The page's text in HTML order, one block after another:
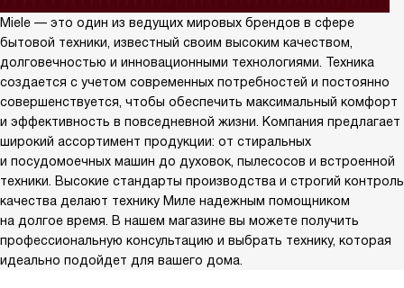
Miele — это один из ведущих мировых брендов в сфере
бытовой техники, известный своим высоким качеством,
долговечностью и инновационными технологиями. Техника
создается с учетом современных потребностей и постоянно
совершенствуется, чтобы обеспечить максимальный комфорт
и эффективность в повседневной жизни. Компания предлагает
широкий ассортимент продукции: от стиральных
и посудомоечных машин до духовок, пылесосов и встроенной
техники. Высокие стандарты производства и строгий контроль
качества делают технику Миле надежным помощником
на долгое время. В нашем магазине вы можете получить
профессиональную консультацию и выбрать технику, которая
идеально подойдет для вашего дома.